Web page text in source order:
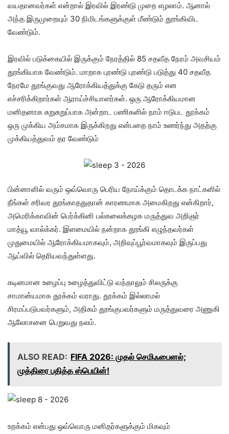
வயதானவர்கள் என்றால் இரவில் இரண்டு முறை எழலாம். ஆனால்
அந்த இருமுறையும் 30 நிமிடங்களுக்குள் மீண்டும் தூங்கிவிட
வேண்டும்.
இரவில் படுக்கையில் இருக்கும் நேரத்தில் 85 சதவீத நேரம் அவசியம்
தூங்கியாக வேண்டும். மாறாக புரண்டு புரண்டு படுத்து 40 சதவீத
நேரமே தூங்குவது ஆரோக்கியத்துக்கு கேடு தரும் என
எச்சரிக்கிறார்கள் ஆராய்ச்சியாளர்கள். ஒரு ஆரோக்கியமான
மனிதனாக சுறுசுறுப்பாக அன்றாட பணிகளில் நாம் ஈடுபட தூக்கம்
ஒரு முக்கிய அம்சமாக இருக்கிறது என்பதை நாம் உணர்ந்து அதற்கு
முக்கியத்துவம் தர வேண்டும்
பின்னாளில் வரும் ஒவ்வொரு பெரிய நோய்க்கும் தொடக்க நாட்களில்
நீங்கள் சரிவர தூங்காததுதான் காரணமாக அமைகிறது என்கிறார்,
அமெரிக்காவின் பெர்க்கினி பல்கலைக்கழக மருத்துவ அறிஞர்
மாத்யூ வால்க்கர். இளமையில் நன்றாக தூங்கி எழுந்தவர்கள்
முதுமையில் ஆரோக்கியமாகவும், அறிவுப்பூர்வமாகவும் இருப்பது
ஆய்வில் தெரியவந்துள்ளது.
கடினமான உழைப்பு உழைத்துவிட்டு வந்தாலும் சிலருக்கு
சாமான்யமாக தூக்கம் வராது. தூக்கம் இல்லாமல்
சிரமப்படுபவர்களும், அதிகம் தூங்குபவர்களும் மருத்துவரை அணுகி
ஆலோசனை பெறுவது நலம்.
ALSO READ: FIFA 2026: முதல் செமிஃபைனல்;
முத்திரை பதித்த ஸ்பெயின்!
உறக்கம் என்பது ஒவ்வொரு மனிதர்களுக்கும் மிகவும்